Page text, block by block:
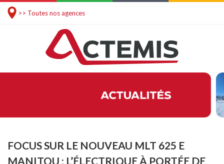
>> Toutes nos agences
FOCUS SUR LE NOUVEAU MLT 625 E
MANITOU : L’ÉLECTRIQUE À PORTÉE DE